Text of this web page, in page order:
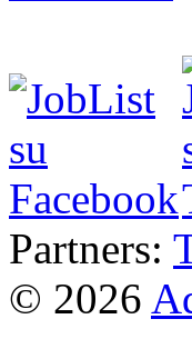
Partners:
© 2026